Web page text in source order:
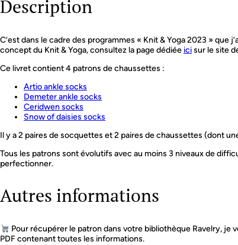
Description
C’est dans le cadre des programmes « Knit & Yoga 2023 »
concept du Knit & Yoga, consultez la page dédiée icisur le site
Ce livret contient 4 patrons de chaussettes :
Artio ankle socks
Demeter ankle socks
Ceridwen socks
Snow of daisies socks
Il y a 2 paires de socquettes et 2 paires de chaussettes (dont
Tous les patrons sont évolutifs avec au moins 3 niveaux de
perfectionner.
Autres informations
Pour récupérer le patron dans votre bibliothèque Ravelry, je
PDF contenant toutes les informations.